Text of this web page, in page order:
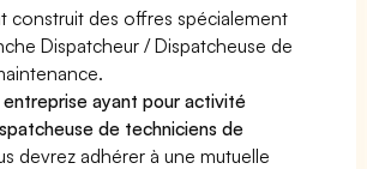
construit des offres spécialement
Dispatcheur / Dispatcheuse de
entreprise ayant pour activité
de techniciens de
devrez adhérer à une mutuelle